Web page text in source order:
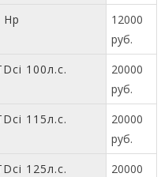
12000
руб.
100л.с.
20000
руб.
115л.с.
20000
руб.
125л.с.
20000